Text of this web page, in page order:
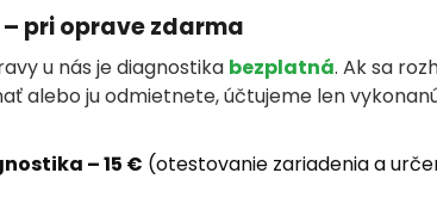
pri oprave zdarma
u nás je diagnostika bezplatná. Ak sa
alebo ju odmietnete, účtujeme len
– 15 € (otestovanie zariadenia a